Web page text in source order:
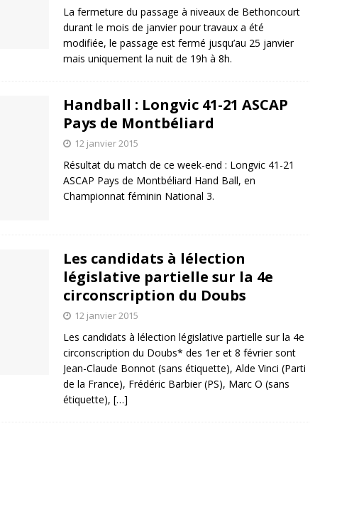
La fermeture du passage à niveaux de Bethoncourt
durant le mois de janvier pour travaux a été
modifiée, le passage est fermé jusqu’au 25 janvier
mais uniquement la nuit de 19h à 8h.
Handball : Longvic 41-21 ASCAP
Pays de Montbéliard
12 janvier 2015
Résultat du match de ce week-end : Longvic 41-21
ASCAP Pays de Montbéliard Hand Ball, en
Championnat féminin National 3.
Les candidats à lélection
législative partielle sur la 4e
circonscription du Doubs
12 janvier 2015
Les candidats à lélection législative partielle sur la 4e
circonscription du Doubs* des 1er et 8 février sont
Jean-Claude Bonnot (sans étiquette), Alde Vinci (Parti
de la France), Frédéric Barbier (PS), Marc O (sans
étiquette), […]